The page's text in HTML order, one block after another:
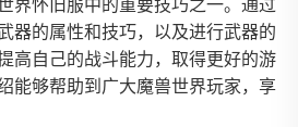
器的属性和技巧，以及进行武器的
高自己的战斗能力，取得更好的游
能够帮助到广大魔兽世界玩家，享